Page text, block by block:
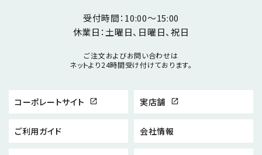
受付時間：10:00～15:00
休業日：土曜日、日曜日、祝日
ご注文およびお問い合わせは
ネットより24時間受け付けております。
コーポレートサイト open_in_new 実店舗 open_in_new
ご利用ガイド 会社情報